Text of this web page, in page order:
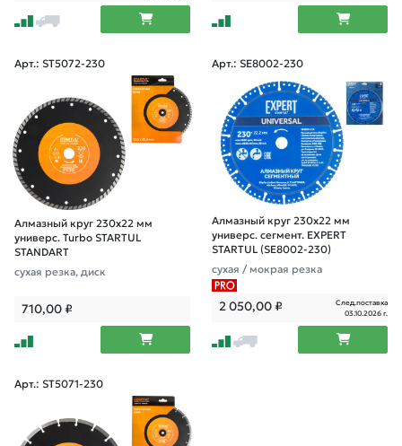
Арт.: ST5072-230
Алмазный круг 230х22 мм
универс. Turbo STARTUL
STANDART
сухая резка, диск
710,00₽
Арт.: SE8002-230
Алмазный круг 230х22 мм
универс. сегмент. EXPERT
STARTUL (SE8002-230)
сухая / мокрая резка
2 050,00₽
След.поставка
03.10.2026 г.
Арт.: ST5071-230